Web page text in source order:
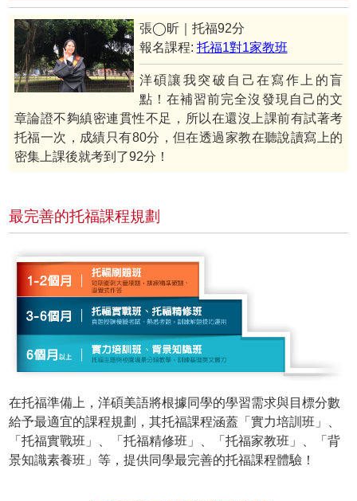
張◯昕｜托福92分
報名課程: 托福1對1家教班
洋碩讓我突破自己在寫作上的盲
點！在補習前完全沒發現自己的文
章論證不夠縝密連貫性不足，所以在還沒上課前有試著考
托福一次，成績只有80分，但在透過家教在聽說讀寫上的
密集上課後就考到了92分！
最完善的托福課程規劃
在托福準備上，洋碩美語將根據同學的學習需求與目標分數
給予最適宜的課程規劃，其托福課程涵蓋「實力培訓班」、
「托福實戰班」、「托福精修班」、「托福家教班」、「背
景知識素養班」等，提供同學最完善的托福課程體驗！